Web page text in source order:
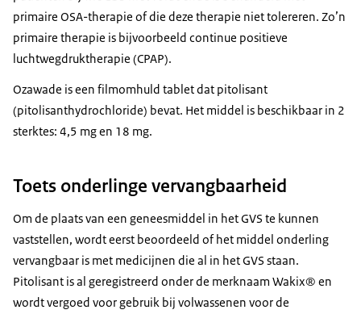
primaire OSA-therapie of die deze therapie niet tolereren. Zo’n
primaire therapie is bijvoorbeeld continue positieve
luchtwegdruktherapie (CPAP).
Ozawade is een filmomhuld tablet dat pitolisant
(pitolisanthydrochloride) bevat. Het middel is beschikbaar in 2
sterktes: 4,5 mg en 18 mg.
Toets onderlinge vervangbaarheid
Om de plaats van een geneesmiddel in het GVS te kunnen
vaststellen, wordt eerst beoordeeld of het middel onderling
vervangbaar is met medicijnen die al in het GVS staan.
Pitolisant is al geregistreerd onder de merknaam Wakix® en
wordt vergoed voor gebruik bij volwassenen voor de